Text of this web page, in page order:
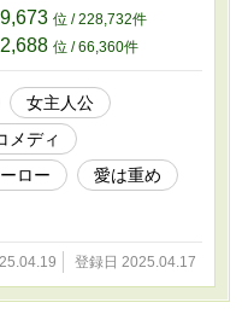
なたはこの世界で一番美
たどり着くことになり──
位 / 228,732件
位 / 66,360件
女主人公
メディ
ロー
愛は重め
登録日 2025.04.17